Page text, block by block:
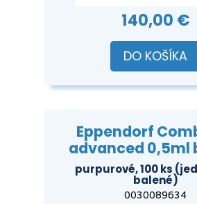
140,00 €
DO KOŠÍKA
Eppendorf
advanced 0,5ml
purpurové, 100 ks
balené)
0030089634